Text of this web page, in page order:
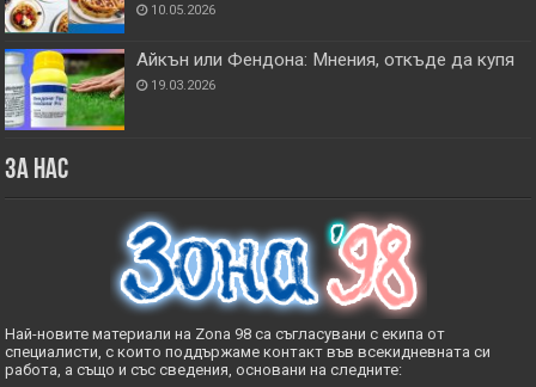
10.05.2026
Айкън или Фендона: Мнения, откъде да купя
19.03.2026
За нас
Най-новите материали на Zona 98 са съгласувани с екипа от
специалисти, с които поддържаме контакт във всекидневната си
работа, а също и със сведения, основани на следните: